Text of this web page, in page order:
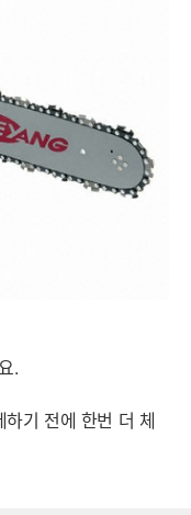
.
기 전에 한번 더 체